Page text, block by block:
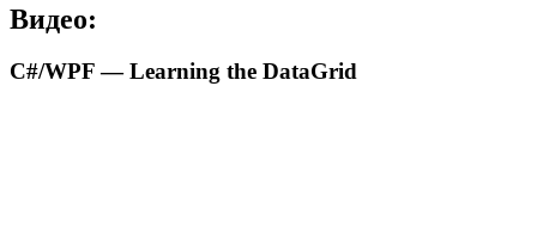
Видео:
C#/WPF — Learning the DataGrid